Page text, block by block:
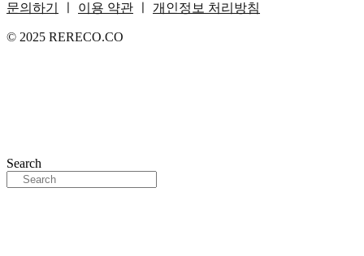
문의하기 이용 약관 개인정보 처리방침
© 2025 RERECO.CO
Search